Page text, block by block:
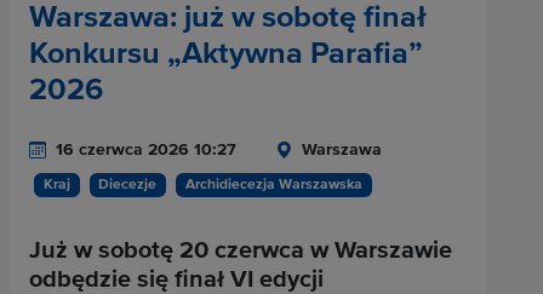
Warszawa: już w sobotę finał
Konkursu „Aktywna Parafia”
2026
16 czerwca 2026 10:27 Warszawa
Kraj Diecezje Archidiecezja Warszawska
Już w sobotę 20 czerwca w Warszawie
odbędzie się finał VI edycji